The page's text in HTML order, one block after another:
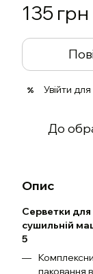
135 грн
% Увійти для
До
Опис
Серветки для
сушильній
5
паковання